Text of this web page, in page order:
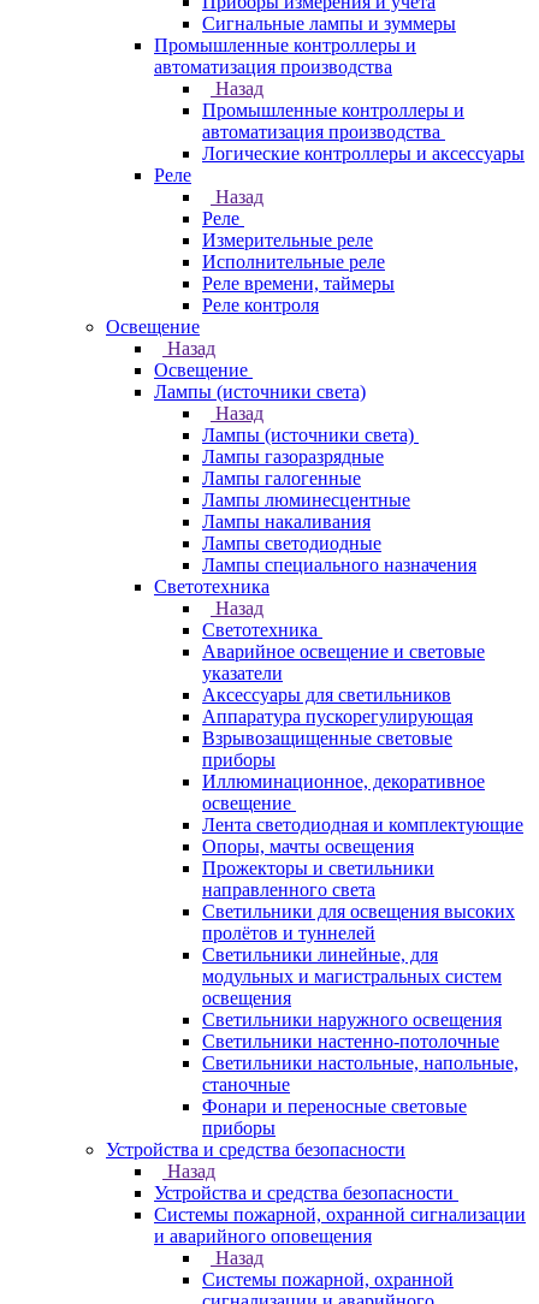
Сигнальные лампы и зуммеры
Промышленные контроллеры и
автоматизация производства
Назад
Промышленные контроллеры и
автоматизация производства
Логические контроллеры и аксессуары
Реле
Назад
Реле
Измерительные реле
Исполнительные реле
Реле времени, таймеры
Реле контроля
Освещение
Назад
Освещение
Лампы (источники света)
Назад
Лампы (источники света)
Лампы газоразрядные
Лампы галогенные
Лампы люминесцентные
Лампы накаливания
Лампы светодиодные
Лампы специального назначения
Светотехника
Назад
Светотехника
Аварийное освещение и световые
указатели
Аксессуары для светильников
Аппаратура пускорегулирующая
Взрывозащищенные световые
приборы
Иллюминационное, декоративное
освещение
Лента светодиодная и комплектующие
Опоры, мачты освещения
Прожекторы и светильники
направленного света
Светильники для освещения высоких
пролётов и туннелей
Светильники линейные, для
модульных и магистральных систем
освещения
Светильники наружного освещения
Светильники настенно-потолочные
Светильники настольные, напольные,
станочные
Фонари и переносные световые
приборы
Устройства и средства безопасности
Назад
Устройства и средства безопасности
Системы пожарной, охранной сигнализации
и аварийного оповещения
Назад
Системы пожарной, охранной